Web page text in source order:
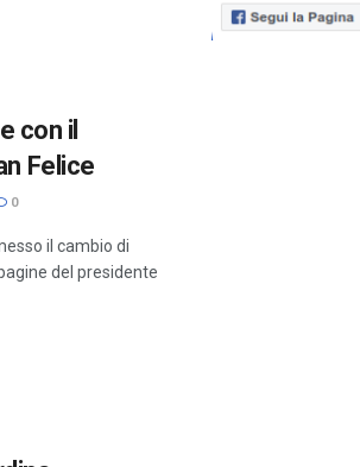
con il
Felice
0
il cambio di
del presidente